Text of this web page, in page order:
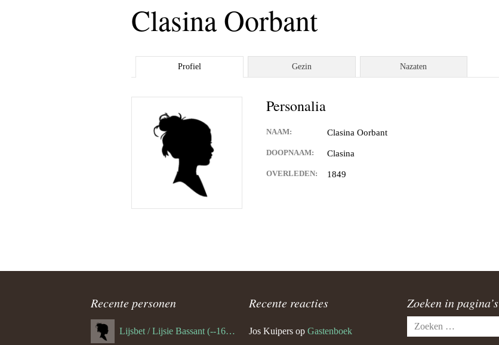
Clasina Oorbant
Profiel Gezin Nazaten
Personalia
NAAM: Clasina Oorbant
DOOPNAAM: Clasina
OVERLEDEN: 1849
Recente personen
Lijsbet / Lijsie Bassant (--1687)
Recente reacties
Jos Kuipers op Gastenboek
Zoeken in pagina’s
Zoeken
naar: